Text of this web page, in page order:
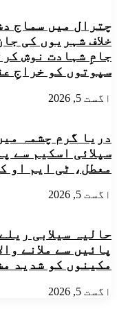
گھنٹے
کی
قلم
چھوڑ
ہڑتال
چترال میں سماج
خلاف شہریوں کی
جامِ شہادت نوش
سپوتوں کو خراجِ
اگست 5, 2026
دریا گرم چشمہ
سپلائی اسکیم سے
معطل، ٹی ایم او
اگست 5, 2026
حالیہ سیلابی
پائیں سے ملانے
مکینوں کو شدید
اگست 5, 2026